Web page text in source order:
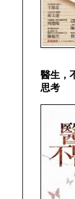
醫生，
思考